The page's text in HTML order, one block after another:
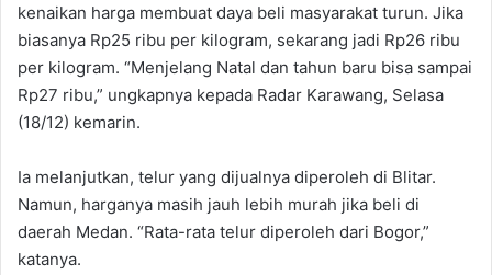
kenaikan harga membuat daya beli masyarakat turun. Jika
biasanya Rp25 ribu per kilogram, sekarang jadi Rp26 ribu
per kilogram. “Menjelang Natal dan tahun baru bisa sampai
Rp27 ribu,” ungkapnya kepada Radar Karawang, Selasa
(18/12) kemarin.
Ia melanjutkan, telur yang dijualnya diperoleh di Blitar.
Namun, harganya masih jauh lebih murah jika beli di
daerah Medan. “Rata-rata telur diperoleh dari Bogor,”
katanya.